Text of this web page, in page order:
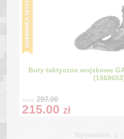
Buty taktyczne wojskowe
cena:297.00
215.00 zł
Wyświetlane: 1 -